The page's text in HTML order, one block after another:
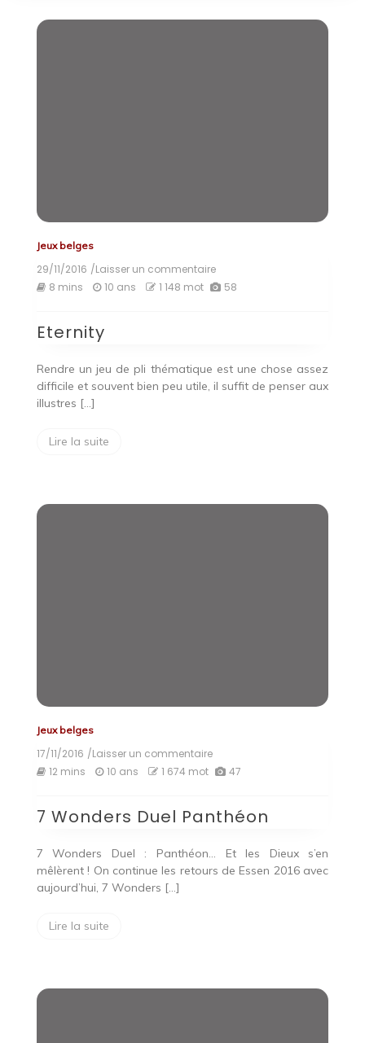
Jeux belges
29/11/2016 /Laisser un commentaireon
Eternity
8 mins 10 ans 1 148 mot 58
Eternity
Rendre un jeu de pli thématique est une chose assez
difficile et souvent bien peu utile, il suffit de penser aux
illustres […]
Lire la suite
Jeux belges
17/11/2016 /Laisser un commentaireon
7
Panthéon
12 mins 10 ans 1 674 mot 47
7 Wonders Duel Panthéon
7 Wonders Duel : Panthéon… Et les Dieux s’en
mêlèrent ! On continue les retours de Essen 2016 avec
aujourd’hui, 7 Wonders […]
Lire la suite